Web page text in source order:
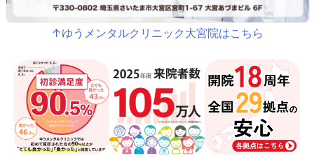
↑ゆうメンタルクリニック大宮院はこちら